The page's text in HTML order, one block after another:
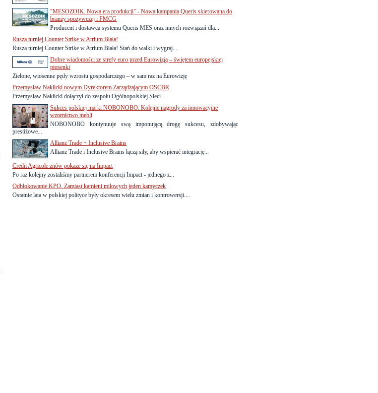
"MESOZOIK. Nowa era produkcji" - Nowa kampania Queris skierowana do
branży spożywczej i FMCG
Producent i dostawca systemu Queris MES oraz innych rozwiązań dla...
Rusza turniej Counter Strike w Atrium Biała!
Rusza turniej Counter Strike w Atrium Biała! Stań do walki i wygraj...
Dobre wiadomości ze strefy euro przed Eurowizją – świętem europejskiej
piosenki
Zielone, wiosenne pędy wzrostu gospodarczego – w sam raz na Eurowizję
Przemysław Naklicki nowym Dyrektorem Zarządzającym OSCBR
Przemysław Naklicki dołączył do zespołu Ogólnopolskiej Sieci...
Sukces polskiej marki NOBONOBO. Kolejne nagrody za innowacyjne
wzornictwo mebli
NOBONOBO kontynuuje swą imponującą drogę sukcesu, zdobywając
prestiżowe...
Allianz Trade + Inclusive Brains
Allianz Trade i Inclusive Brains łączą siły, aby wspierać integrację...
Credit Agricole znów pokaże się na Impact
Po raz kolejny zostaliśmy partnerem konferencji Impact - jednego z...
Odblokowanie KPO. Zamiast kamieni milowych jeden kamyczek
Ostatnie lata w polskiej polityce były okresem wielu zmian i kontrowersji....